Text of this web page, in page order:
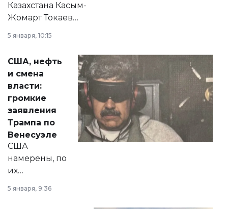
Казахстана Касым-
Жомарт Токаев
сразу несколько
актуальных тем —
от слухов о
политических
реформах до
вопросов армии,
экономики и
личного здоровья.
5 января, 10:15
США, нефть
и смена
власти:
громкие
заявления
Трампа по
Венесуэле
США
намерены, по
их
принести
5 января, 9:36